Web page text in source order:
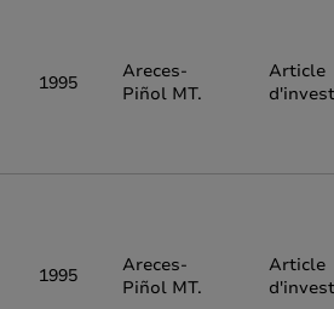
1995
Areces-
Piñol MT.
Article
1995
Areces-
Piñol MT.
Article